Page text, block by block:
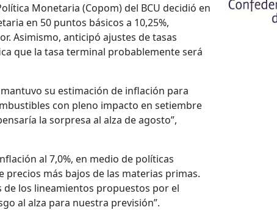
Monetaria (Copom) del BCU decidió en
en 50 puntos básicos a 10,25%,
Asimismo, anticipó ajustes de tasas
que la tasa terminal probablemente será
su estimación de inflación para
con pleno impacto en setiembre
la sorpresa al alza de agosto”,
al 7,0%, en medio de políticas
precios más bajos de las materias primas.
de los lineamientos propuestos por el
al alza para nuestra previsión”.